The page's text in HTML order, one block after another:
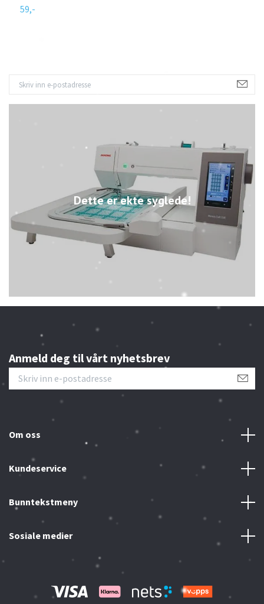
Dette er ekte syglede!
59,-
Anmeld deg til vårt nyhetsbrev
Om oss
Kundeservice
Bunntekstmeny
Sosiale medier